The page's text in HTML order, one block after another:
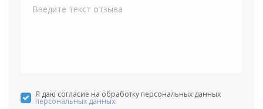
Я даю согласие на обработку персональных данных
персональных данных.